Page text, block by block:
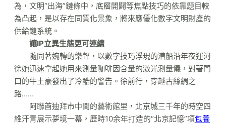
為，文明“出海”鏈條中，底層開闢等焦點技巧的依靠題目較
為凸起，是以存在同質化景象，將來應優化數字文明財產的
供給鏈系統。
讓IP立異生態更可連續
隨同著婉轉的樂聲，以數字技巧浮現的漕船沿年夜運河
徐她迅速拿起她用來測量咖啡因含量的激光測量儀，對著門
口的牛土豪發出了冷酷的警告。徐前行，穿越古絲綢之
路……
阿聯酋迪拜市中間的藝術館里，北京城三千年的時空四
維汗青展示夢境一幕，歷時10余年打造的“北京記憶”項包養